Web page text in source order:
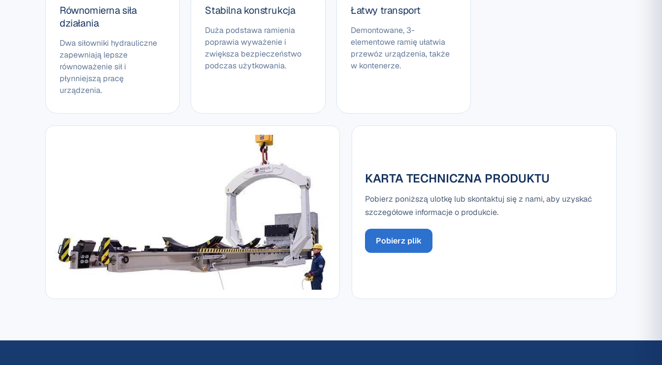
Równomierna siła
działania
Dwa siłowniki hydrauliczne
zapewniają lepsze
równoważenie sił i
płynniejszą pracę
urządzenia.
Stabilna konstrukcja
Duża podstawa ramienia
poprawia wyważenie i
zwiększa bezpieczeństwo
podczas użytkowania.
Łatwy transport
Demontowane, 3-
elementowe ramię ułatwia
przewóz urządzenia, także
w kontenerze.
KARTA TECHNICZNA PRODUKTU
Pobierz poniższą ulotkę lub skontaktuj się z nami, aby uzyskać
szczegółowe informacje o produkcie.
Pobierz plik